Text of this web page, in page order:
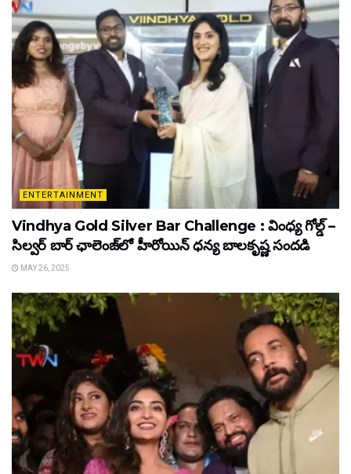
ENTERTAINMENT
Vindhya Gold Silver Bar Challenge : వింధ్య గోల్డ్ –
సిల్వర్ బార్ ఛాలెంజ్‌లో హీరోయిన్ ధ‌న్య బాల‌కృష్ణ‌ సందడి
MAY 26, 2025